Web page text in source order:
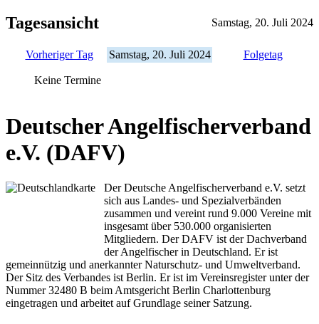
Tagesansicht Samstag, 20. Juli 2024
Vorheriger Tag Samstag, 20. Juli 2024 Folgetag
Keine Termine
Deutscher Angelfischerverband
e.V. (DAFV)
Der Deutsche Angelfischerverband e.V. setzt
sich aus Landes- und Spezialverbänden
zusammen und vereint rund 9.000 Vereine mit
insgesamt über 530.000 organisierten
Mitgliedern. Der DAFV ist der Dachverband
der Angelfischer in Deutschland. Er ist
gemeinnützig und anerkannter Naturschutz- und Umweltverband.
Der Sitz des Verbandes ist Berlin. Er ist im Vereinsregister unter der
Nummer 32480 B beim Amtsgericht Berlin Charlottenburg
eingetragen und arbeitet auf Grundlage seiner Satzung.